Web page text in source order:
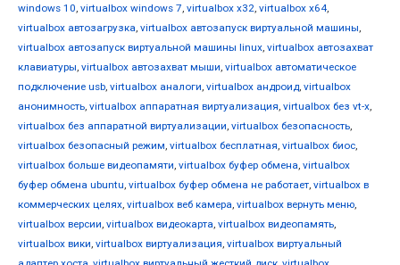
windows 10, virtualbox windows 7, virtualbox x32, virtualbox x64,
virtualbox автозагрузка, virtualbox автозапуск виртуальной машины,
virtualbox автозапуск виртуальной машины linux, virtualbox автозахват
клавиатуры, virtualbox автозахват мыши, virtualbox автоматическое
подключение usb, virtualbox аналоги, virtualbox андроид, virtualbox
анонимность, virtualbox аппаратная виртуализация, virtualbox без vt-x,
virtualbox без аппаратной виртуализации, virtualbox безопасность,
virtualbox безопасный режим, virtualbox бесплатная, virtualbox биос,
virtualbox больше видеопамяти, virtualbox буфер обмена, virtualbox
буфер обмена ubuntu, virtualbox буфер обмена не работает, virtualbox в
коммерческих целях, virtualbox веб камера, virtualbox вернуть меню,
virtualbox версии, virtualbox видеокарта, virtualbox видеопамять,
virtualbox вики, virtualbox виртуализация, virtualbox виртуальный